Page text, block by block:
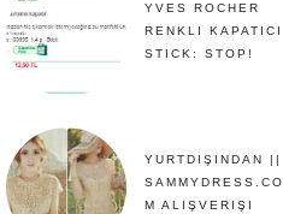
YVES ROCHER
RENKLI KAPATICI
STICK: STOP!
YURTDIŞINDAN ||
SAMMYDRESS.CO
M ALIŞVERIŞI